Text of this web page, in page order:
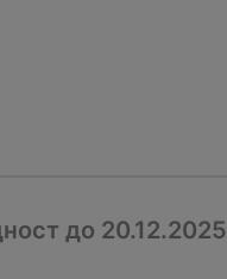
до 20.12.2025